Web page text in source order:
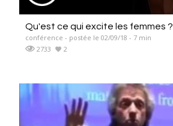
Qu'est ce qui excite les femmes ?
conférence - postée le 02/09/18 - 7 min
2733
2